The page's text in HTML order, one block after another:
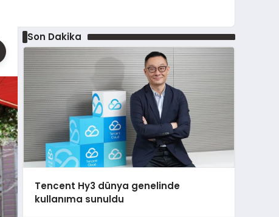
Son Dakika
Tencent Hy3 dünya genelinde
kullanıma sunuldu